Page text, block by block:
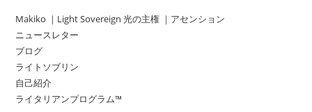
Makiko ｜Light Sovereign 光の主権 ｜アセンション
ニュースレター
ブログ
ライトソブリン
自己紹介
ライタリアンプログラム™